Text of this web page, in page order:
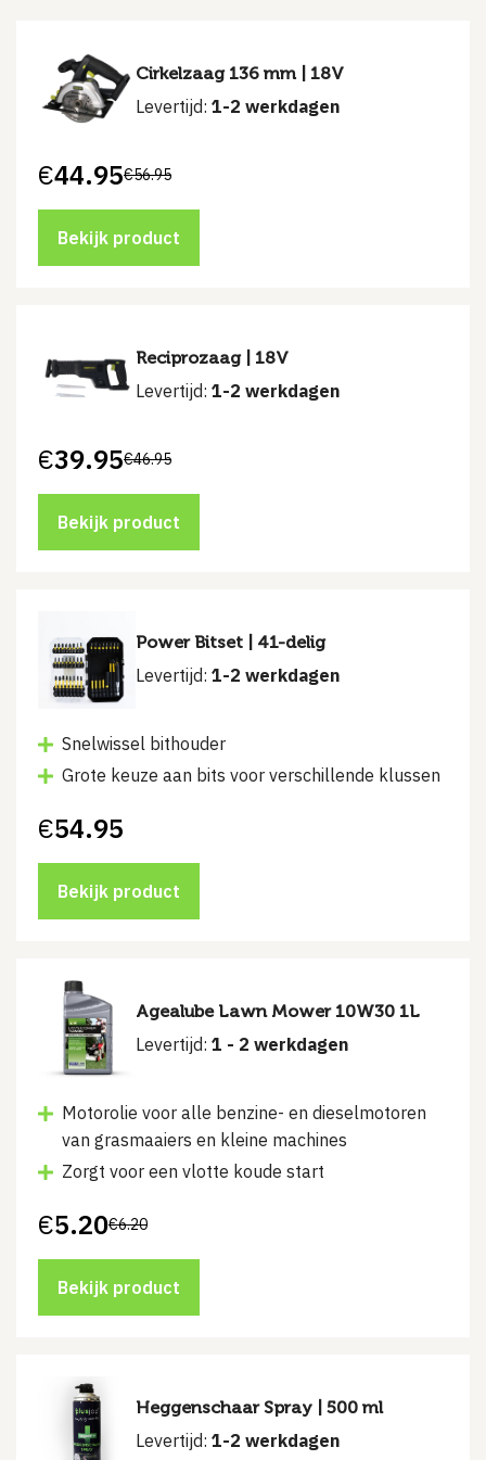
Cirkelzaag 136 mm | 18V
Levertijd: 1-2 werkdagen
€56.95
Oorspronkelijke
was:
€56.95.
€44.95
Huidige
is:
€44.95.
Bekijk product
Reciprozaag | 18V
Levertijd: 1-2 werkdagen
€46.95
Oorspronkelijke
was:
€46.95.
€39.95
Huidige
is:
€39.95.
Bekijk product
Power Bitset | 41-delig
Levertijd: 1-2 werkdagen
Snelwissel bithouder
Grote keuze aan bits voor verschillende klussen
€54.95
Bekijk product
Agealube Lawn Mower 10W30 1L
Levertijd: 1 - 2 werkdagen
Motorolie voor alle benzine- en dieselmotoren
van grasmaaiers en kleine machines
Zorgt voor een vlotte koude start
€6.20
Oorspronkelijke
was:
€6.20.
€5.20
Huidige
is:
€5.20.
Bekijk product
Heggenschaar Spray | 500 ml
Levertijd: 1-2 werkdagen